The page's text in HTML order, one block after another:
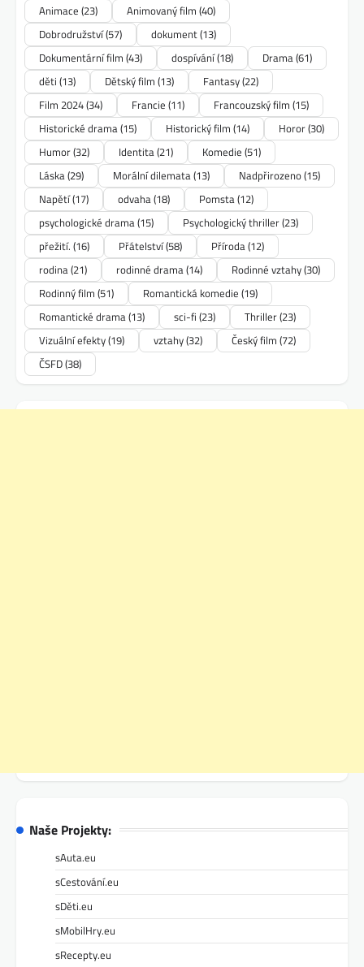
Animace (23) Animovaný film (40)
Dobrodružství(57) dokument(13)
Dokumentární film (43) dospívání(18) Drama(61)
děti (13) Dětský film (13) Fantasy(22)
Film 2024(34) Francie (11) Francouzský film (15)
Historické drama(15) Historický film (14) Horor(30)
Humor(32) Identita(21) Komedie (51)
Láska(29) Morální dilemata(13) Nadpřirozeno(15)
Napětí(17) odvaha(18) Pomsta(12)
psychologické drama(15) Psychologický thriller(23)
přežití. (16) Přátelství(58) Příroda(12)
rodina(21) rodinné drama(14) Rodinné vztahy(30)
Rodinný film (51) Romantická komedie (19)
Romantické drama(13) sci-fi (23) Thriller(23)
Vizuální efekty(19) vztahy(32) Český film (72)
ČSFD(38)
Naše Projekty:
sAuta.eu
sCestování.eu
sDěti.eu
sMobilHry.eu
sRecepty.eu